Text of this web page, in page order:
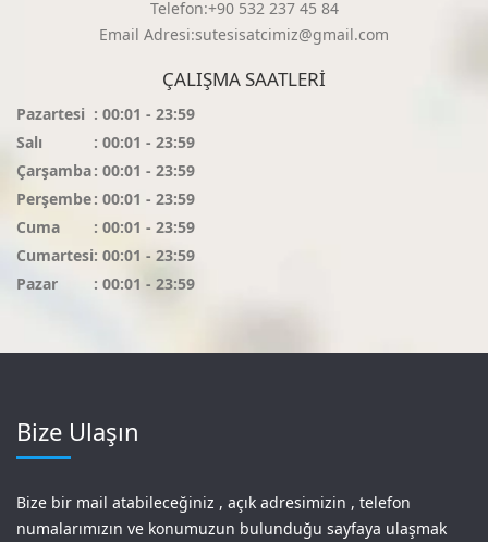
Telefon:+90 532 237 45 84
Email Adresi:sutesisatcimiz@gmail.com
ÇALIŞMA SAATLERI
Pazartesi : 00:01 - 23:59
Salı
: 00:01 - 23:59
Çarşamba: 00:01 - 23:59
Perşembe: 00:01 - 23:59
Cuma
: 00:01 - 23:59
Cumartesi: 00:01 - 23:59
Pazar
: 00:01 - 23:59
Bize Ulaşın
Bize bir mail atabileceğiniz , açık adresimizin , telefon
numalarımızın ve konumuzun bulunduğu sayfaya ulaşmak